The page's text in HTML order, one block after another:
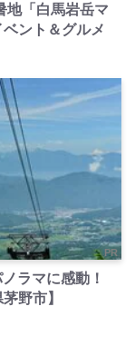
地「白馬岩岳マ
ント＆グルメ
PR
ラマに感動！
野市】